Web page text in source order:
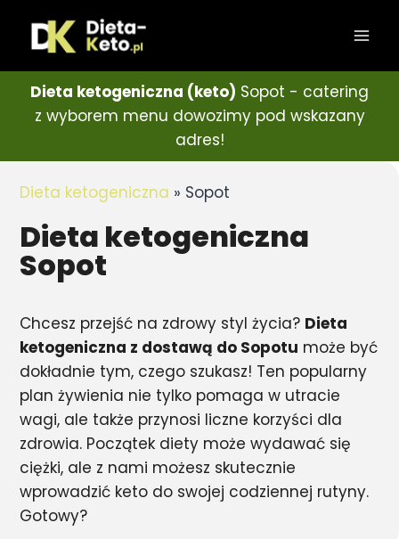
Dieta ketogeniczna (keto) Sopot - catering
z wyborem menu dowozimy pod wskazany
adres!
Dieta ketogeniczna » Sopot
Dieta ketogeniczna
Sopot
Chcesz przejść na zdrowy styl życia? Dieta
ketogeniczna z dostawą do Sopotu może być
dokładnie tym, czego szukasz! Ten popularny
plan żywienia nie tylko pomaga w utracie
wagi, ale także przynosi liczne korzyści dla
zdrowia. Początek diety może wydawać się
ciężki, ale z nami możesz skutecznie
wprowadzić keto do swojej codziennej rutyny.
Gotowy?